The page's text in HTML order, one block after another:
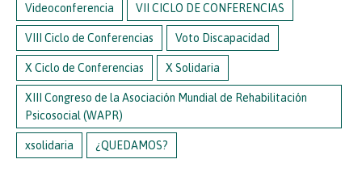
Videoconferencia VII CICLO DE CONFERENCIAS
VIII Ciclo de Conferencias Voto Discapacidad
X Ciclo de Conferencias X Solidaria
XIII Congreso de la Asociación Mundial de Rehabilitación
Psicosocial (WAPR)
xsolidaria ¿QUEDAMOS?